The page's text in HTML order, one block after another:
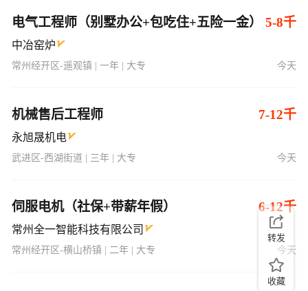
电气工程师（别墅办公+包吃住+五险一金） 5-8千
中冶窑炉
常州经开区-遥观镇 | 一年 | 大专 今天
机械售后工程师 7-12千
永旭晟机电
武进区-西湖街道 | 三年 | 大专 今天
伺服电机（社保+带薪年假） 6-12千
常州全一智能科技有限公司
常州经开区-横山桥镇 | 二年 | 大专 今天
转发
收藏